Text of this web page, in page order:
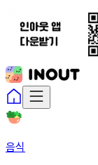
음식